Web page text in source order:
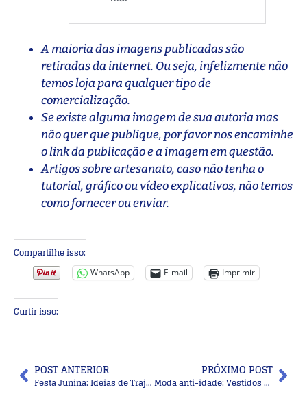
A maioria das imagens publicadas são
retiradas da internet. Ou seja, infelizmente não
temos loja para qualquer tipo de
comercialização.
Se existe alguma imagem de sua autoria mas
não quer que publique, por favor nos encaminhe
o link da publicação e a imagem em questão.
Artigos sobre artesanato, caso não tenha o
tutorial, gráfico ou vídeo explicativos, não temos
como fornecer ou enviar.
Compartilhe isso:
WhatsApp E-mail Imprimir
Curtir isso:
POST ANTERIOR
Festa Junina: Ideias de Trajes para o Noivinho e Noivinha Caipira
PRÓXIMO POST
Moda anti-idade: Vestidos outonais para senhoras